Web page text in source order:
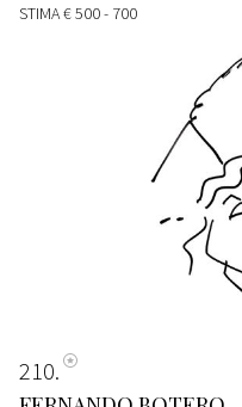
STIMA€ 500 - 700
210